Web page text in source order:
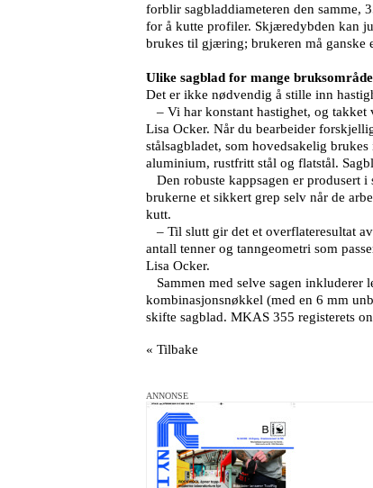
forblir sagbladdiameteren den samme,
for å kutte profiler. Skjæredybden kan
brukes til gjæring; brukeren må ganske
Ulike sagblad for mange
Det er ikke nødvendig å stille inn
– Vi har konstant hastighet, og takket
Lisa Ocker. Når du bearbeider
stålsagbladet, som hovedsakelig
aluminium, rustfritt stål og flatstål.
Den robuste kappsagen er produsert
brukerne et sikkert grep selv når de
kutt.
– Til slutt gir det et overflateresultat
antall tenner og tanngeometri som
Lisa Ocker.
Sammen med selve sagen inkluderer
kombinasjonsnøkkel (med en 6 mm
skifte sagblad. MKAS 355 registerets
« Tilbake
ANNONSE